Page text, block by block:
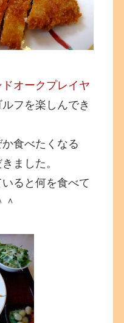
ドオークプレイヤ
ルフを楽しんでき
食べたくなる
ました。
ると何を食べて
＾